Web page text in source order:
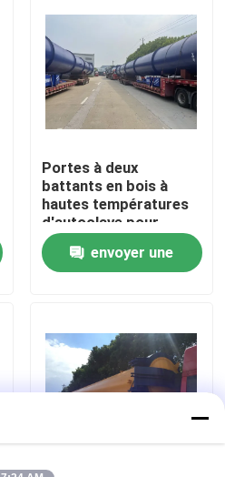
Portes à deux
battants en bois à
hautes températures
d'autoclave pour
industriel en bois,
Φ2.7mX22Menvoyer une